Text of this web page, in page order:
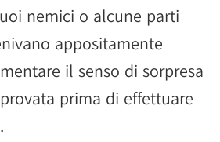
nemici o alcune parti
appositamente
il senso di sorpresa
prima di effettuare